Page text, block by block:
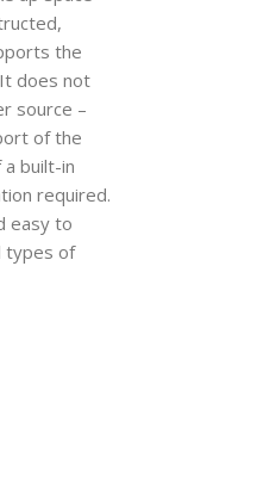
the
does not
source –
of the
built-in
required.
easy to
types of